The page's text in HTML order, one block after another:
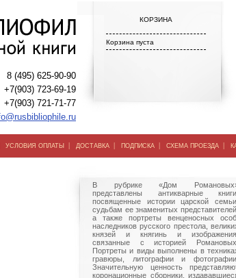
8 (495) 625-90-90
+7(903) 723-69-19
+7(903) 721-71-77
КОРЗИНА
Корзина пуста
УСЛОВИЯ ОПЛАТЫ | ДОСТАВКА | ПОДПИСКА | СХЕМА ПРОЕЗДА |
В рубрике «Дом
представлены антикварные книги,
посвященные истории царской семьи,
судьбам ее знаменитых представителей,
а также портреты венценосных особ,
наследников русского престола,
князей и княгинь и изображения,
связанные с историей Романовых.
Портреты и виды выполнены в
гравюры, литографии и фотографии.
Значительную ценность
коронационные сборники,